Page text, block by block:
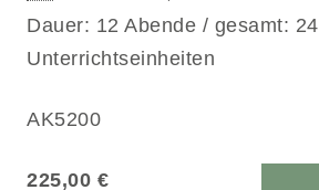
Dauer: 12 Abende / gesamt: 24
Unterrichtseinheiten
AK5200
225,00 €